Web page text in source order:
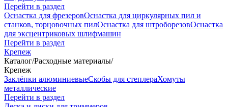
Перейти в раздел
Оснастка для фрезеровОснастка для циркулярных пил и
станков, торцовочных пилОснастка для штроборезовОснастка
для эксцентриковых шлифмашин
Перейти в раздел
Крепеж
Каталог/Расходные материалы/
Крепеж
Заклёпки алюминиевыеСкобы для степлераХомуты
металлические
Перейти в раздел